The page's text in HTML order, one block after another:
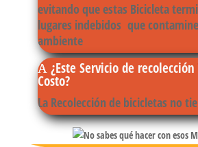
evitando que estas Bicicleta
lugares indebidos que
ambiente
¿Este Servicio de
Costo?
La Recolecciónde bicicletas no